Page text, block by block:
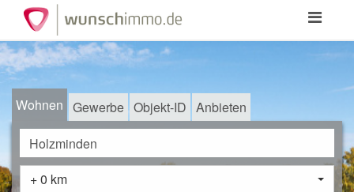
Toggle
Wohnen Gewerbe Objekt-ID Anbieten
+ 0 km